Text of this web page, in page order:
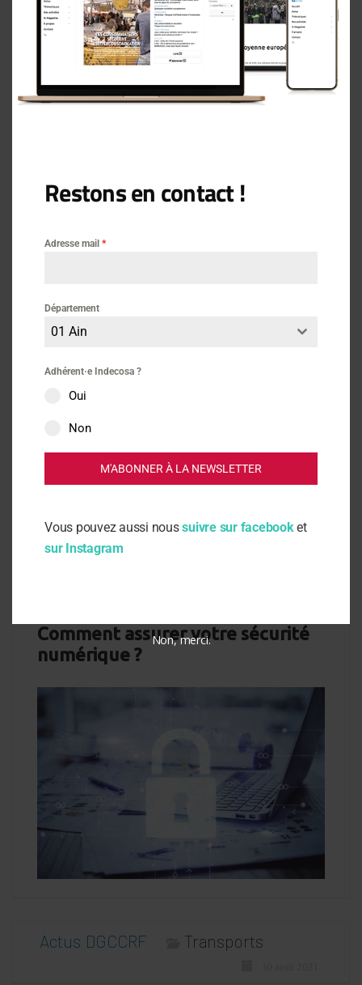
15 décembre 2021
Les conseils conso de la DGCCRF
Actus DGCCRF
Nouvelle obligation
d’équipement des véhicules en
Comment assurer votre sécurité
numérique ?
Actus DGCCRF Transports
Restons en contact !
Adresse mail *
Département
01 Ain
Adhérent·e Indecosa ?
Oui
Non
M'ABONNER À LA NEWSLETTER
Vous pouvez aussi noussuivre sur facebooket
sur Instagram
Non, merci.